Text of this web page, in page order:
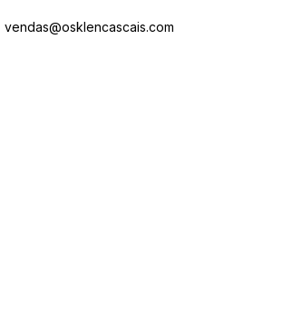
vendas@osklencascais.com